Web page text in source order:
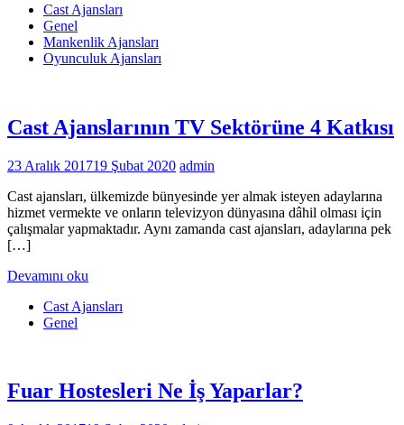
Cast Ajansları
Genel
Mankenlik Ajansları
Oyunculuk Ajansları
Cast Ajanslarının TV Sektörüne 4 Katkısı
23 Aralık 201719 Şubat 2020 admin
Cast ajansları, ülkemizde bünyesinde yer almak isteyen adaylarına
hizmet vermekte ve onların televizyon dünyasına dâhil olması için
çalışmalar yapmaktadır. Aynı zamanda cast ajansları, adaylarına pek
[…]
Devamını oku
Cast Ajansları
Genel
Fuar Hostesleri Ne İş Yaparlar?